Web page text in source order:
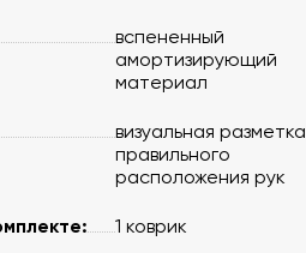
вспененный
амортизирующий
материал
визуальная
правильного
расположения рук
1 коврик